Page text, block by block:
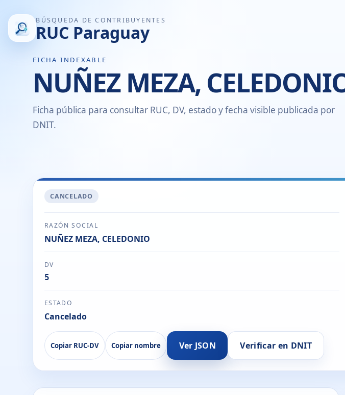
BÚSQUEDA DE CONTRIBUYENTES
RUC Paraguay
FICHA INDEXABLE
NUÑEZ MEZA,
Ficha pública para consultar RUC, DV, estado y fecha visible publicada por
DNIT.
CANCELADO
RAZÓN SOCIAL
NUÑEZ MEZA, CELEDONIO
DV
5
ESTADO
Cancelado
Copiar RUC-DV Copiar nombre Ver JSON Verificar en DNIT